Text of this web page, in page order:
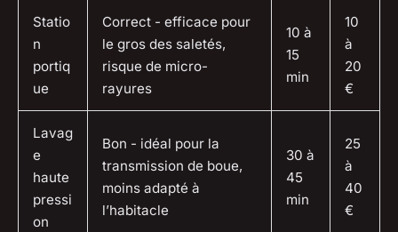
Statio
n
portiq
ue
Correct - efficace pour
le gros des saletés,
risque de micro-
rayures
10 à
15
min
10
à
20
€
Lavag
e
haute
pressi
on
Bon - idéal pour la
transmission de boue,
moins adapté à
l’habitacle
30 à
45
min
25
à
40
€